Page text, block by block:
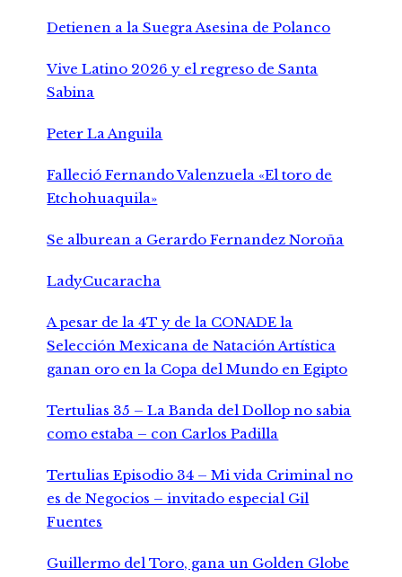
Detienen a la Suegra Asesina de Polanco
Vive Latino 2026 y el regreso de Santa
Sabina
Peter La Anguila
Falleció Fernando Valenzuela «El toro de
Etchohuaquila»
Se alburean a Gerardo Fernandez Noroña
LadyCucaracha
A pesar de la 4T y de la CONADE la
Selección Mexicana de Natación Artística
ganan oro en la Copa del Mundo en Egipto
Tertulias 35 – La Banda del Dollop no sabia
como estaba – con Carlos Padilla
Tertulias Episodio 34 – Mi vida Criminal no
es de Negocios – invitado especial Gil
Fuentes
Guillermo del Toro, gana un Golden Globe